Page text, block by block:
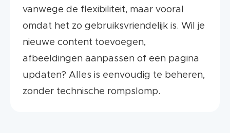
vanwege de flexibiliteit, maar vooral
omdat het zo gebruiksvriendelijk is. Wil je
nieuwe content toevoegen,
afbeeldingen aanpassen of een pagina
updaten? Alles is eenvoudig te beheren,
zonder technische rompslomp.